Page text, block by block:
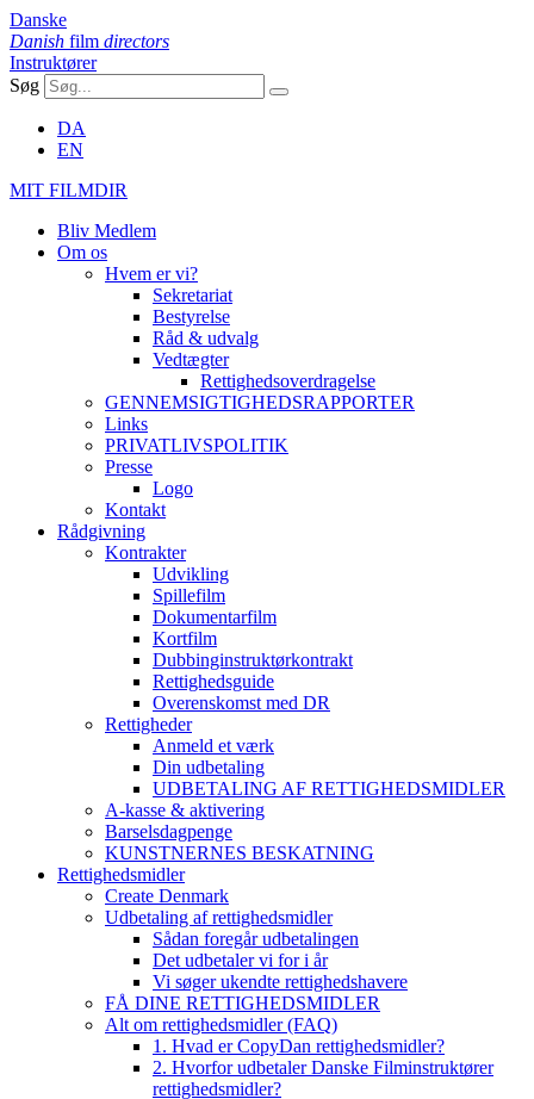
Danske
Danish film directors
Instruktører
Søg
DA
EN
MIT FILMDIR
Bliv Medlem
Om os
Hvem er vi?
Sekretariat
Bestyrelse
Råd & udvalg
Vedtægter
Rettighedsoverdragelse
GENNEMSIGTIGHEDSRAPPORTER
Links
PRIVATLIVSPOLITIK
Presse
Logo
Kontakt
Rådgivning
Kontrakter
Udvikling
Spillefilm
Dokumentarfilm
Kortfilm
Dubbinginstruktørkontrakt
Rettighedsguide
Overenskomst med DR
Rettigheder
Anmeld et værk
Din udbetaling
UDBETALING AF RETTIGHEDSMIDLER
A-kasse & aktivering
Barselsdagpenge
KUNSTNERNES BESKATNING
Rettighedsmidler
Create Denmark
Udbetaling af rettighedsmidler
Sådan foregår udbetalingen
Det udbetaler vi for i år
Vi søger ukendte rettighedshavere
FÅ DINE RETTIGHEDSMIDLER
Alt om rettighedsmidler (FAQ)
1. Hvad er CopyDan rettighedsmidler?
2. Hvorfor udbetaler Danske Filminstruktører
rettighedsmidler?